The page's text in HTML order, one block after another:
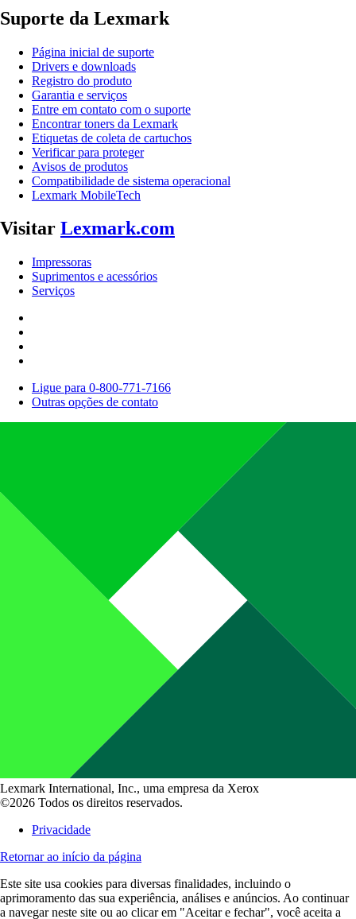
Suporte da Lexmark
Página inicial de suporte
Drivers e downloads
Registro do produto
Garantia e serviços
Entre em contato com o suporte
Encontrar toners da Lexmark
Etiquetas de coleta de cartuchos
Verificar para proteger
Avisos de produtos
Compatibilidade de sistema operacional
Lexmark MobileTech
Visitar Lexmark.com
Impressoras
Suprimentos e acessórios
Serviços
Ligue para 0-800-771-7166
Outras opções de contato
Lexmark International, Inc., uma empresa da Xerox
©2026 Todos os direitos reservados.
Privacidade
Retornar ao início da página
Este site usa cookies para diversas finalidades, incluindo o
aprimoramento das sua experiência, análises e anúncios. Ao continuar
a navegar neste site ou ao clicar em "Aceitar e fechar", você aceita a